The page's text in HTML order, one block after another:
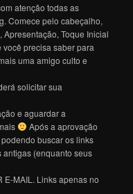
atenção todas as
Comece pelo cabeçalho,
Toque Inicial
precisa saber para
uma amigo culto e
solicitar sua
e aguardar a
Após a aprovação
buscar os links
antigas (enquanto seus
E-MAIL. Links apenas no